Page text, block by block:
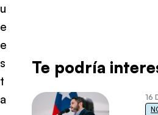
u
e
e
s
t
a
Te podría
16